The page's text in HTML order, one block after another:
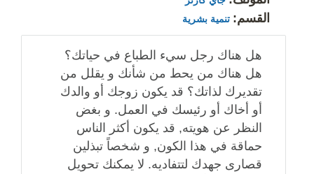
القسم: تنمية بشرية
هل هناك رجل سيء الطباع في حياتك؟
هل هناك من يحط من شأنك و يقلل من
تقديرك لذاتك؟ قد يكون زوجك أو والدك
أو أخاك أو رئيسك في العمل. و بغض
النظر عن هويته, قد يكون أكثر الناس
حماقة في هذا الكون, و شخصاً تبذلين
قصارى جهدك لتتفاديه. لا يمكنك تحويل